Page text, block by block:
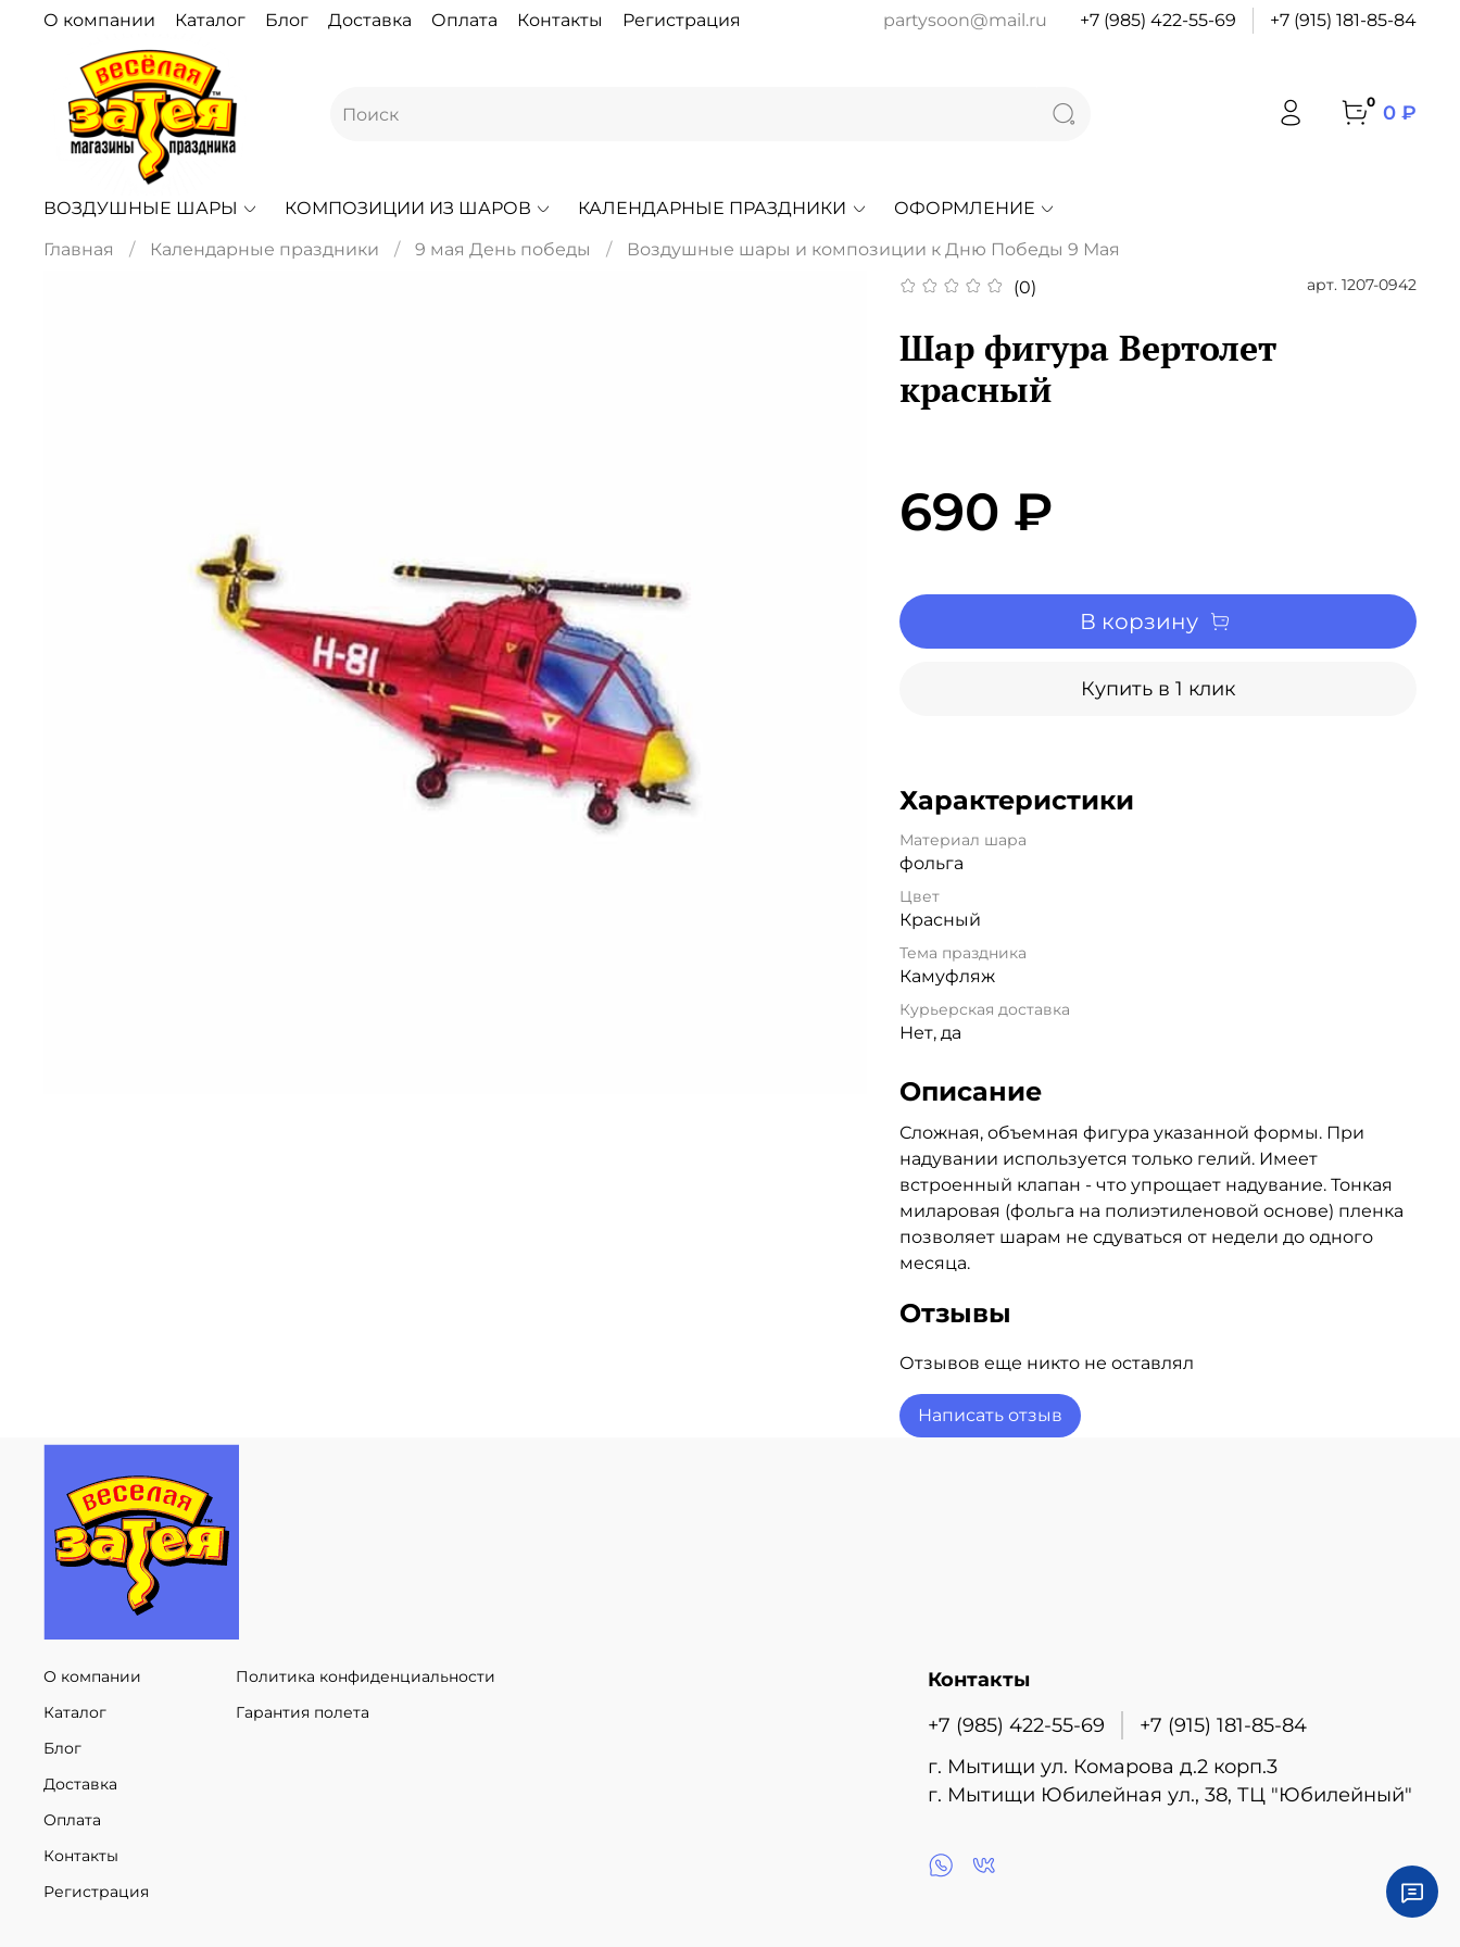
О компании Каталог Блог Доставка Оплата Контакты Регистрация partysoon@mail.ru +7 (985) 422-55-69 +7 (915) 181-85-84
0 0 ₽
ВОЗДУШНЫЕ ШАРЫ КОМПОЗИЦИИ ИЗ ШАРОВ КАЛЕНДАРНЫЕ ПРАЗДНИКИ
ОФОРМЛЕНИЕ
Главная
Календарные праздники 9 мая День победы
Воздушные шары и композиции к Дню Победы 9 Мая
(0)
арт. 1207-0942
Шар фигура Вертолет
красный
690 ₽
В корзину
Купить в 1 клик
Характеристики
Материал шара
фольга
Цвет
Красный
Тема праздника
Камуфляж
Курьерская доставка
Нет, да
Описание
Сложная, объемная фигура указанной формы. При
надувании используется только гелий. Имеет
встроенный клапан - что упрощает надувание. Тонкая
миларовая (фольга на полиэтиленовой основе) пленка
позволяет шарам не сдуваться от недели до одного
месяца.
Отзывы
Отзывов еще никто не оставлял
Написать отзыв
О компании
Каталог
Блог
Доставка
Оплата
Контакты
Регистрация
Политика конфиденциальности
Гарантия полета
Контакты
+7 (985) 422-55-69
+7 (915) 181-85-84
г. Мытищи ул. Комарова д.2 корп.3
г. Мытищи Юбилейная ул., 38, ТЦ "Юбилейный"